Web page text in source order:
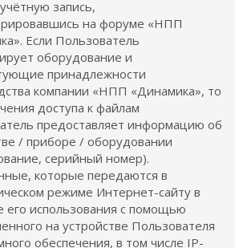
запись,
на форуме «НПП
Если Пользователь
оборудование и
принадлежности
компании «НПП «Динамика», то
доступа к файлам
предоставляет информацию об
/ приборе / оборудовании
серийный номер).
которые передаются в
режиме Интернет-сайту в
его использования с помощью
на устройстве Пользователя
обеспечения, в том числе IP-